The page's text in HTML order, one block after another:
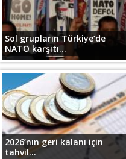
Sol grupların Türkiye’de
NATO karşıtı...
2026’nın geri kalanı için
tahvil...